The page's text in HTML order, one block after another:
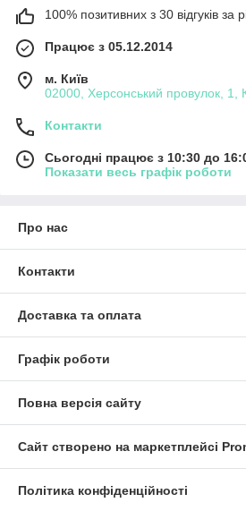
100% позитивних з 30 відгуків за
Працює з 05.12.2014
м. Київ
02000, Херсонський провулок, 1,
Контакти
Сьогодні працює з 10:30 до
Показати весь графік роботи
Про нас
Контакти
Доставка та оплата
Графік роботи
Повна версія сайту
Сайт створено на маркетплейсі
Політика конфіденційності